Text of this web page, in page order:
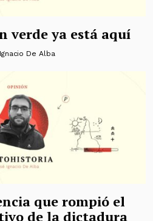
verde ya está aquí
De Alba
que rompió el
de la dictadura